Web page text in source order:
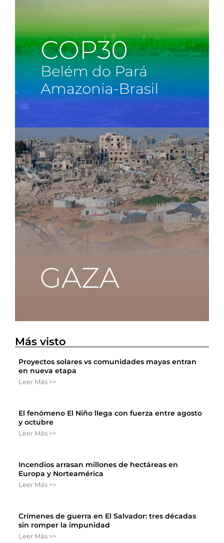
Más visto
Proyectos solares vs comunidades mayas entran
en nueva etapa
Leer Más >>
El fenómeno El Niño llega con fuerza entre agosto
y octubre
Leer Más >>
Incendios arrasan millones de hectáreas en
Europa y Norteamérica
Leer Más >>
Crímenes de guerra en El Salvador: tres décadas
sin romper la impunidad
Leer Más >>